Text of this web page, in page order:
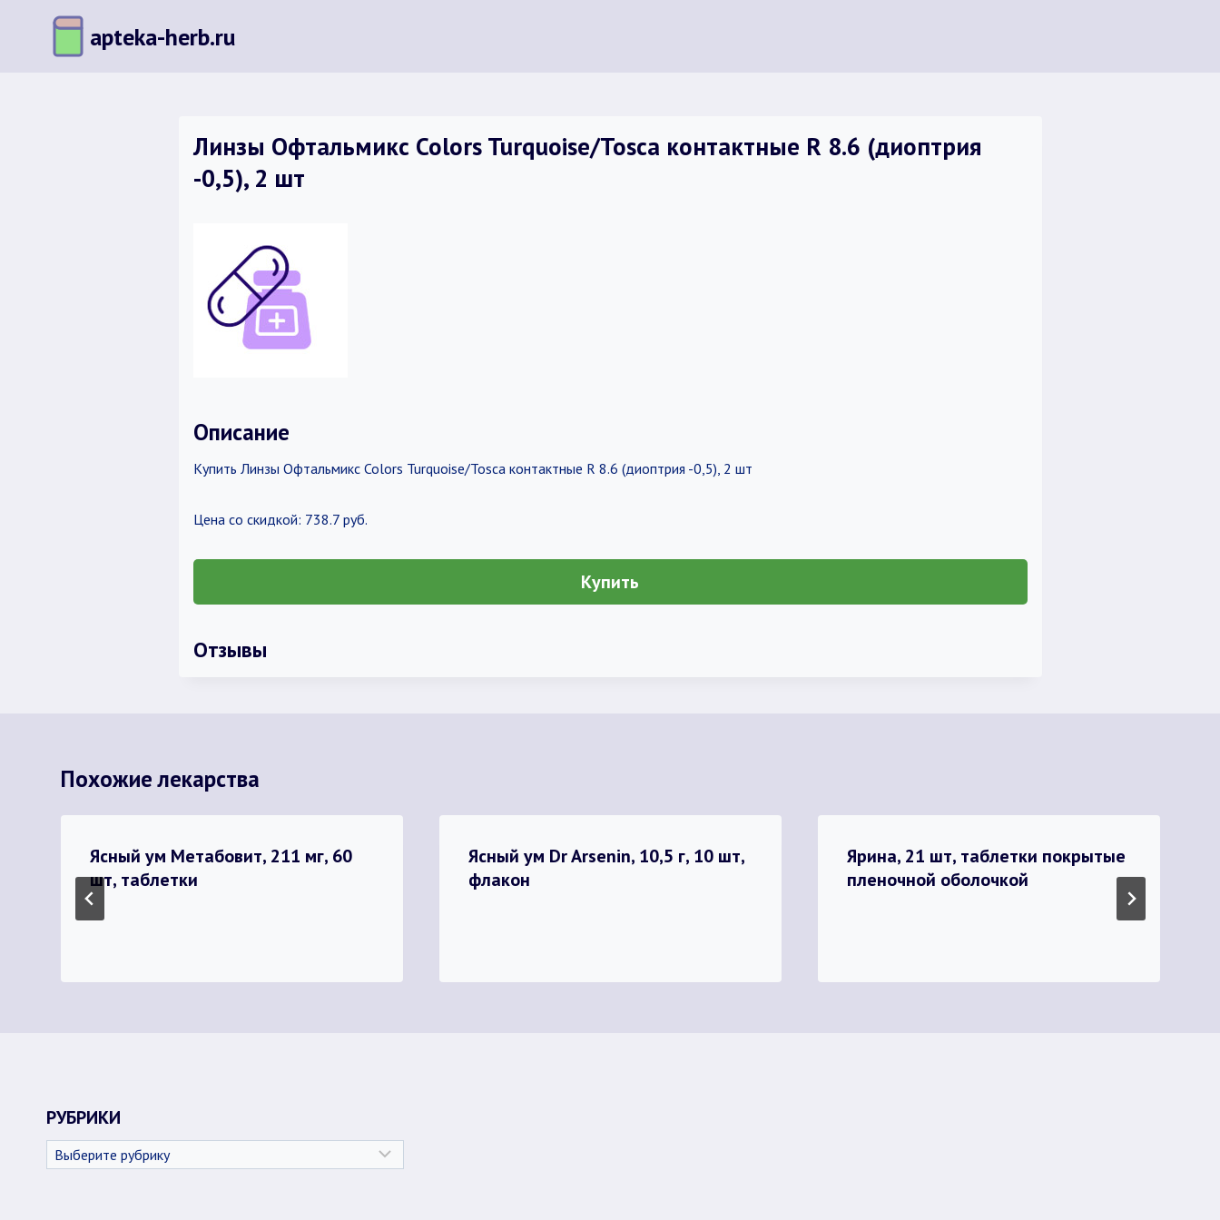
содержимому
apteka-herb.ru
Линзы Офтальмикс Colors Turquoise/Tosca контактные R 8.6 (диоптрия
-0,5), 2 шт
Описание
Купить Линзы Офтальмикс Colors Turquoise/Tosca контактные R 8.6 (диоптрия -0,5), 2 шт
Цена со скидкой: 738.7 руб.
Купить
Отзывы
Похожие лекарства
Ясный ум Метабовит, 211 мг, 60
шт, таблетки
Ясный ум Dr Arsenin, 10,5 г, 10 шт,
флакон
Ярина, 21 шт, таблетки покрытые
пленочной оболочкой
РУБРИКИ
Рубрики